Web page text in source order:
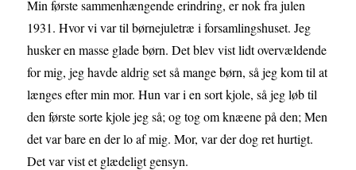
Min første sammenhængende erindring, er nok fra julen
1931. Hvor vi var til børnejuletræ i forsamlingshuset. Jeg
husker en masse glade børn. Det blev vist lidt overvældende
for mig, jeg havde aldrig set så mange børn, så jeg kom til at
længes efter min mor. Hun var i en sort kjole, så jeg løb til
den første sorte kjole jeg så; og tog om knæene på den; Men
det var bare en der lo af mig. Mor, var der dog ret hurtigt.
Det var vist et glædeligt gensyn.